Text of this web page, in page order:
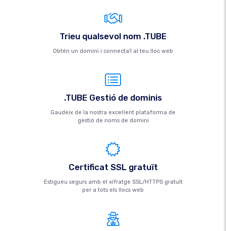
Trieu qualsevol nom .TUBE
Obtén un domini i connecta'l al teu lloc web
.TUBE Gestió de dominis
Gaudeix de la nostra excel·lent plataforma de
gestió de noms de domini
Certificat SSL gratuït
Estigueu segurs amb el xifratge SSL/HTTPS gratuït
per a tots els llocs web